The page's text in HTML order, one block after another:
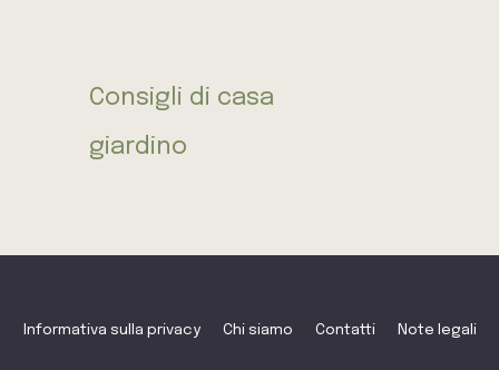
Consigli di casa
giardino
Informativa sulla privacy Chi siamo Contatti Note legali